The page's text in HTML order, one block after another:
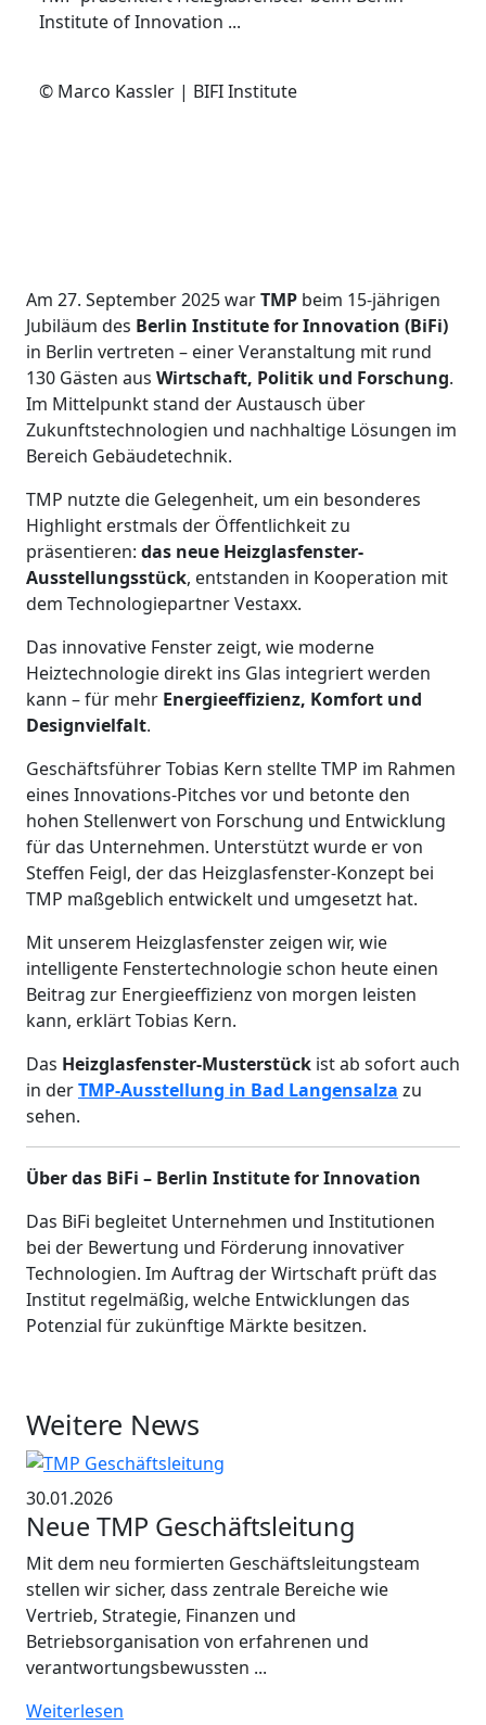
Institute of Innovation ...
© Marco Kassler | BIFI Institute
Am 27. September 2025 warTMP beim 15-jährigen
Jubiläum des Berlin Institute for Innovation (BiFi)
in Berlin vertreten – einer Veranstaltung mit rund
130 Gästen aus Wirtschaft, Politik und Forschung.
Im Mittelpunkt stand der Austausch über
Zukunftstechnologien und nachhaltige Lösungen im
Bereich Gebäudetechnik.
TMP nutzte die Gelegenheit, um ein besonderes
Highlight erstmals der Öffentlichkeit zu
präsentieren: das neue Heizglasfenster-
Ausstellungsstück, entstanden in Kooperation mit
dem Technologiepartner Vestaxx.
Das innovative Fenster zeigt, wie moderne
Heiztechnologie direkt ins Glas integriert werden
kann – für mehr Energieeffizienz, Komfort und
Designvielfalt.
Geschäftsführer Tobias Kern stellte TMP im Rahmen
eines Innovations-Pitches vor und betonte den
hohen Stellenwert von Forschung und Entwicklung
für das Unternehmen. Unterstützt wurde er von
Steffen Feigl, der das Heizglasfenster-Konzept bei
TMP maßgeblich entwickelt und umgesetzt hat.
Mit unserem Heizglasfenster zeigen wir, wie
intelligente Fenstertechnologie schon heute einen
Beitrag zur Energieeffizienz von morgen leisten
kann, erklärt Tobias Kern.
Das Heizglasfenster-Musterstück ist ab sofort auch
in derTMP-Ausstellung in Bad Langensalza zu
sehen.
Über das BiFi – Berlin Institute for Innovation
Das BiFi begleitet Unternehmen und Institutionen
bei der Bewertung und Förderung innovativer
Technologien. Im Auftrag der Wirtschaft prüft das
Institut regelmäßig, welche Entwicklungen das
Potenzial für zukünftige Märkte besitzen.
Weitere News
30.01.2026
Neue TMP Geschäftsleitung
Mit dem neu formierten Geschäftsleitungsteam
stellen wir sicher, dass zentrale Bereiche wie
Vertrieb, Strategie, Finanzen und
Betriebsorganisation von erfahrenen und
verantwortungsbewussten ...
Weiterlesen